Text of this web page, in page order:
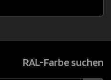
RAL-Farbe suchen